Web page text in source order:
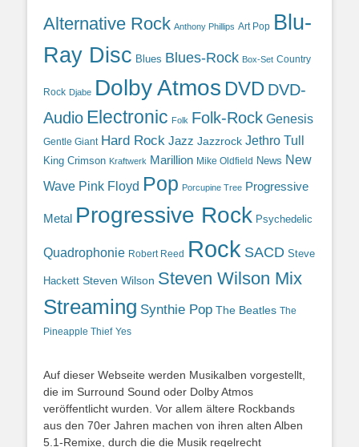
Alternative Rock Anthony Phillips Art Pop Blu-
Ray Disc Blues Blues-Rock Box-Set Country
Rock Djabe Dolby Atmos DVD DVD-
Audio Electronic Folk Folk-Rock Genesis
Gentle Giant Hard Rock Jazz Jazzrock Jethro Tull
King Crimson Kraftwerk Marillion Mike Oldfield News New
Wave Pink Floyd Pop Porcupine Tree Progressive
Metal Progressive Rock Psychedelic
Quadrophonie Robert Reed Rock SACD Steve
Hackett Steven Wilson Steven Wilson Mix
Streaming Synthie Pop The Beatles The
Pineapple Thief Yes
Auf dieser Webseite werden Musikalben vorgestellt,
die im Surround Sound oder Dolby Atmos
veröffentlicht wurden. Vor allem ältere Rockbands
aus den 70er Jahren machen von ihren alten Alben
5.1-Remixe, durch die die Musik regelrecht